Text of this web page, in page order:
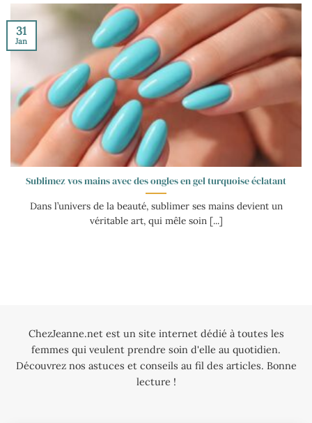
Sublimez vos mains avec des ongles en gel turquoise éclatant
Dans l’univers de la beauté, sublimer ses mains devient un
véritable art, qui mêle soin [...]
31
Jan
ChezJeanne.net est un site internet dédié à toutes les
femmes qui veulent prendre soin d'elle au quotidien.
Découvrez nos astuces et conseils au fil des articles. Bonne
lecture !